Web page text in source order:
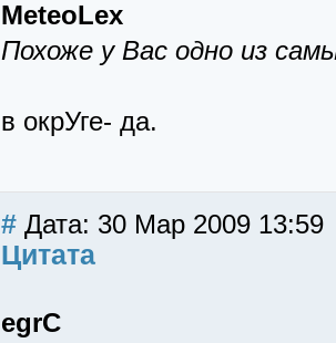
MeteoLex
Похоже у Вас одно из
в окрУге- да.
# Дата: 30 Мар 2009 13:59
Цитата
egrC